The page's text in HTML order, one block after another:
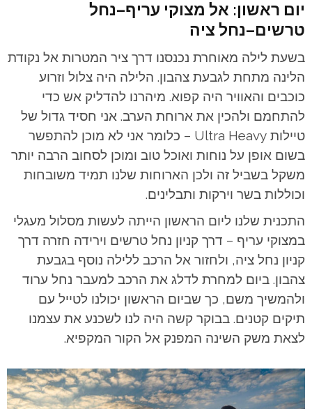
יום ראשון: אל מצוקי עריף–נחל
טרשים–נחל ציה
בשעת לילה מאוחרת נכנסנו דרך ציר המטרות אל נקודת
הלינה מתחת לגבעת צהבון. הלילה היה צלול וזרוע
כוכבים והאוויר היה קפוא. מיהרנו להדליק אש כדי
להתחמם ולהכין את ארוחת הערב. אני חסיד גדול של
טיילות Ultra Heavy – כלומר אני לא מוכן להתפשר
בשום אופן על נוחות ואוכל טוב ומוכן לסחוב הרבה יותר
משקל בשביל זה ולכן הארוחות שלנו תמיד משובחות
וכוללות בשר וירקות ותבלינים.
התכנית שלנו ליום הראשון הייתה לעשות מסלול מעגלי
במצוקי עריף – דרך קניון נחל טרשים וירידה חזרה דרך
קניון נחל ציה, ולחזור אל הרכב ללילה נוסף בגבעת
צהבון. ביום למחרת לדלג את הרכב למעבר נחל ערוד
ולהמשיך משם, כך שביום הראשון יכולנו לטייל עם
תיקים קטנים. בבוקר קשה היה לנו לשכנע את עצמנו
לצאת משק השינה המפנק אל הקור המקפיא.